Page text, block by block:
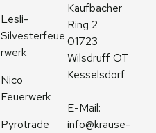
Lesli-
Silvesterfeue
rwerk
Nico
Feuerwerk
Pyrotrade
Kaufbacher
Ring 2
01723
Wilsdruff OT
Kesselsdorf
info@krause-